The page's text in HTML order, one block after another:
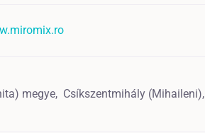
megye, Csíkszentmihály (Mihaileni),